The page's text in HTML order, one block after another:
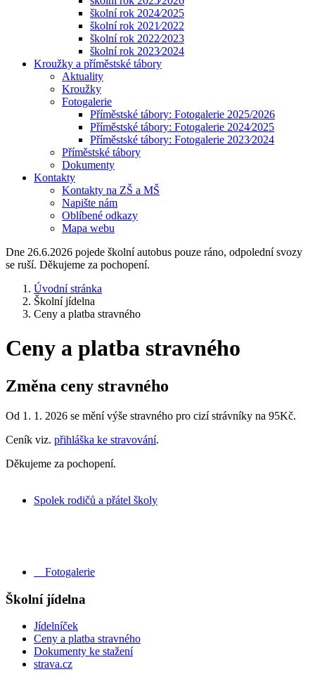
školní rok 2024⁄2025
školní rok 2021⁄2022
školní rok 2022⁄2023
školní rok 2023⁄2024
Kroužky a příměstské tábory
Aktuality
Kroužky
Fotogalerie
Příměstské tábory: Fotogalerie 2025/2026
Příměstské tábory: Fotogalerie 2024⁄2025
Příměstské tábory: Fotogalerie 2023⁄2024
Příměstské tábory
Dokumenty
Kontakty
Kontakty na ZŠ a MŠ
Napište nám
Oblíbené odkazy
Mapa webu
Dne 26.6.2026 pojede školní autobus pouze ráno, odpolední svozy
se ruší. Děkujeme za pochopení.
Úvodní stránka
Školní jídelna
Ceny a platba stravného
Ceny a platba stravného
Změna ceny stravného
Od 1. 1. 2026 se mění výše stravného pro cizí strávníky na 95Kč.
Ceník viz. přihláška ke stravování.
Děkujeme za pochopení.
Spolek rodičů a přátel školy
Fotogalerie
Školní jídelna
Jídelníček
Ceny a platba stravného
Dokumenty ke stažení
strava.cz